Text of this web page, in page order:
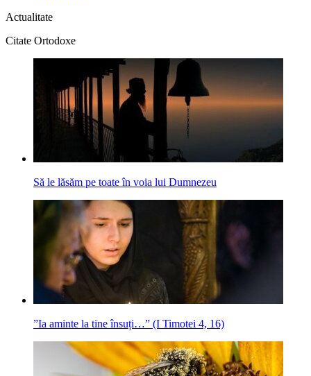
Actualitate
Citate Ortodoxe
Să le lăsăm pe toate în voia lui Dumnezeu
”Ia aminte la tine însuți…” (I Timotei 4, 16)